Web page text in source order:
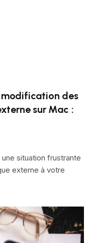
modification des
sur Mac :
situation frustrante
externe à votre